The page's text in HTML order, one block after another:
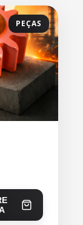
PEÇAS